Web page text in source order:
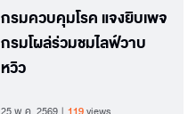
กรมควบคุมโรค แจงยิบเพจ
กรมโผล่ร่วมชมไลฟ์วาบ
หวิว